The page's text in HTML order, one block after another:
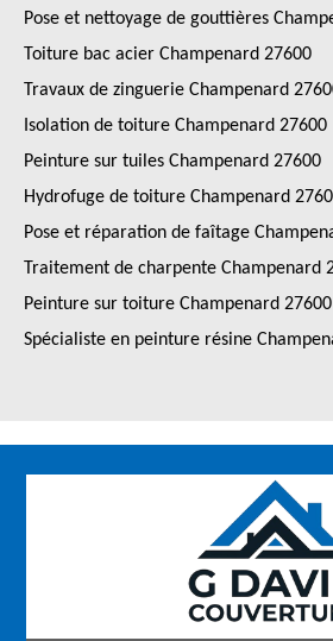
Pose et nettoyage de gouttières
Toiture bac acier Champenard 27600
Travaux de zinguerie Champenard
Isolation de toiture Champenard 27600
Peinture sur tuiles Champenard 27600
Hydrofuge de toiture Champenard
Pose et réparation de faîtage
Traitement de charpente Champenard
Peinture sur toiture Champenard 27600
Spécialiste en peinture résine